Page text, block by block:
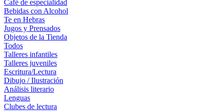
Café de especialidad
Bebidas con Alcohol
Te en Hebras
Jugos y Prensados
Objetos de la Tienda
Todos
Talleres infantiles
Talleres juveniles
Escritura/Lectura
Dibujo / Ilustración
Análisis literario
Lenguas
Clubes de lectura